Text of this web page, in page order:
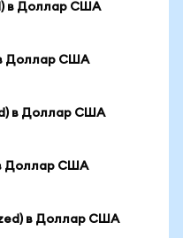
в Доллар США
Доллар США
в Доллар США
Доллар США
в Доллар США